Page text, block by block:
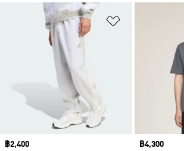
เพิ่มไปยังราย
Price
฿2,400
Price
฿4,300